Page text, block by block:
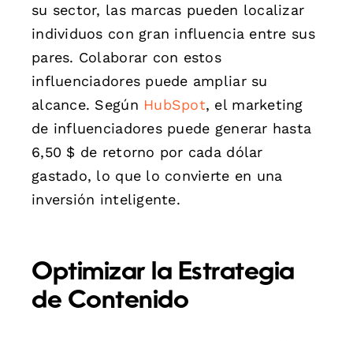
su sector, las marcas pueden localizar
individuos con gran influencia entre sus
pares. Colaborar con estos
influenciadores puede ampliar su
alcance. Según HubSpot, el marketing
de influenciadores puede generar hasta
6,50 $ de retorno por cada dólar
gastado, lo que lo convierte en una
inversión inteligente.
Optimizar la Estrategia
de Contenido